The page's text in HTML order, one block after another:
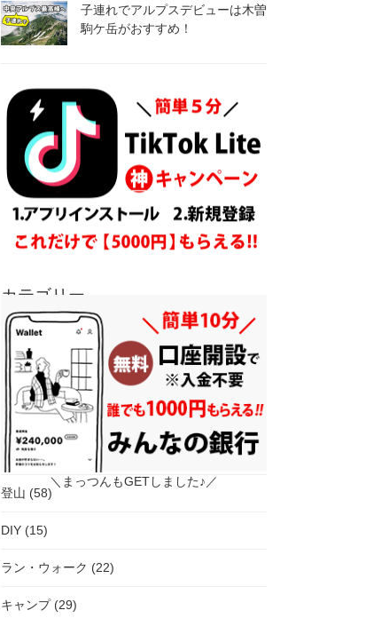
子連れでアルプスデビューは木曽
駒ケ岳がおすすめ！
溢れるほどポイントが貯まる！楽
天リーベイツの必須ツールを紹
介！
【終了間近！】ほぼタダでビット
コインがもらえる最後のチャン
ス！？
カテゴリー
雑記 (47)
那珂川のこと (62)
移住と暮らし (19)
自然農 (9)
登山 (58)
DIY (15)
ラン・ウォーク (22)
キャンプ (29)
＼まっつんもGETしました♪／